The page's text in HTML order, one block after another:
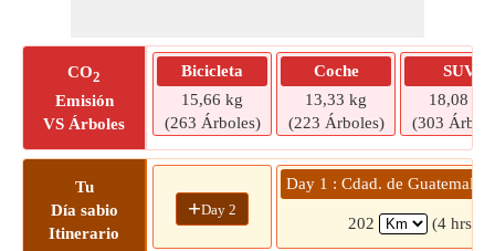
CO2
Emisión
VS Árboles
Bicicleta
15,66 kg
(263 Árboles)
Coche
13,33 kg
(223 Árboles)
SUV
18,08 kg
(303
Tu
Día sabio
Itinerario
+Day 2
Day 1 : Cdad. de Guatemala
202 (4 hrs 5